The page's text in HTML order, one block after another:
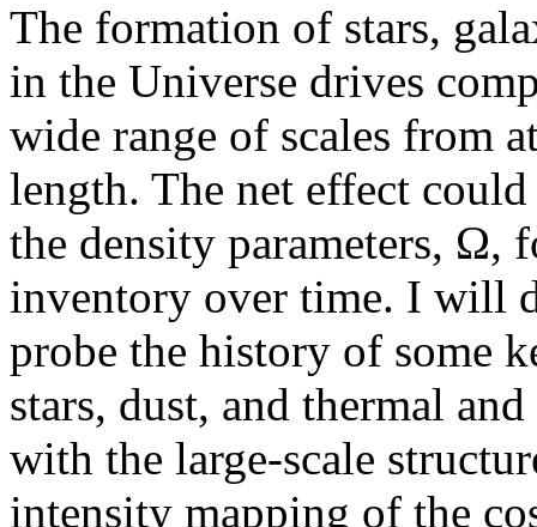
The formation of stars,
in the Universe drives
wide range of scales from
length. The net effect
the density parameters, Ω,
inventory over time. I will
probe the history of some
stars, dust, and thermal
with the large-scale
intensity mapping of the